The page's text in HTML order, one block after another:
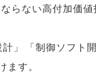
らない高付加価値
計 」 「制御ソフト
ます。